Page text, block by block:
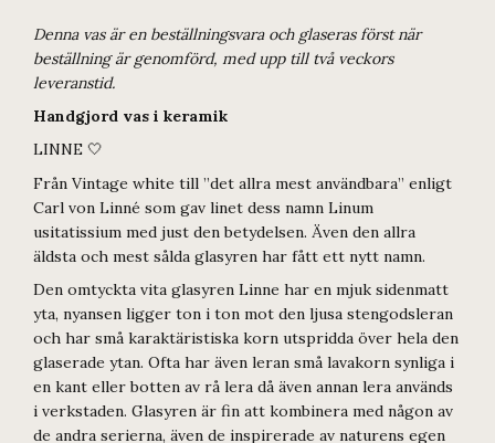
Denna vas är en beställningsvara och glaseras först när
beställning är genomförd, med upp till två veckors
leveranstid.
Handgjord vas i keramik
LINNE 🤍
Från Vintage white till ”det allra mest användbara” enligt
Carl von Linné som gav linet dess namn Linum
usitatissium med just den betydelsen. Även den allra
äldsta och mest sålda glasyren har fått ett nytt namn.
Den omtyckta vita glasyren Linne har en mjuk sidenmatt
yta, nyansen ligger ton i ton mot den ljusa stengodsleran
och har små karaktäristiska korn utspridda över hela den
glaserade ytan. Ofta har även leran små lavakorn synliga i
en kant eller botten av rå lera då även annan lera används
i verkstaden. Glasyren är fin att kombinera med någon av
de andra serierna, även de inspirerade av naturens egen